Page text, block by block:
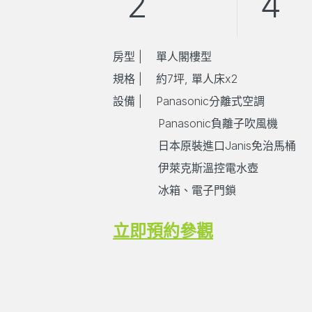
房型 | 單人閣樓型
規格
約7坪, 單人床x2
設備 | Panasonic分離式空調
Panasonic負離子吹風機
日本原裝進口Janis免治馬桶
伊萊克斯溫控電水壺
冰箱、電子門鎖
立即預約參觀